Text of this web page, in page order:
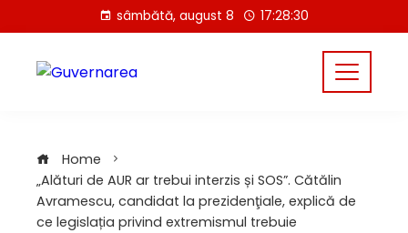
to
content
sâmbătă, august 8 17:28:30
Home
„Alături de AUR ar trebui interzis și SOS”. Cătălin
Avramescu, candidat la prezidenţiale, explică de
ce legislația privind extremismul trebuie